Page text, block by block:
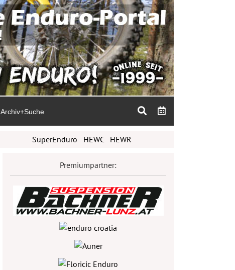
Archiv+Suche
SuperEnduro HEWC HEWR
Premiumpartner: